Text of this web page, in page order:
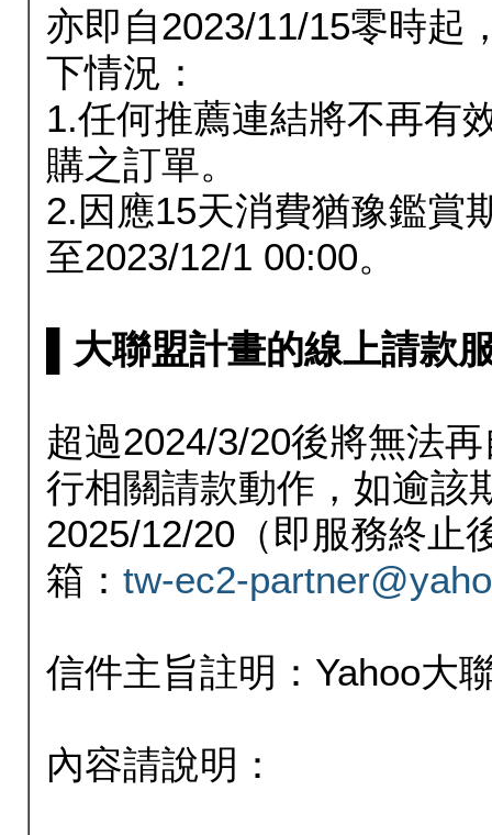
亦即自2023/11/15零時起
下情況：
1.任何推薦連結將不再有
購之訂單。
2.因應15天消費猶豫鑑賞
至2023/12/1 00:00。
▌大聯盟計畫的線上請款
超過2024/3/20後將無法
行相關請款動作，如逾該
2025/12/20（即服務終止
箱： tw-ec2-
信件主旨註明：Yahoo大
內容請說明：